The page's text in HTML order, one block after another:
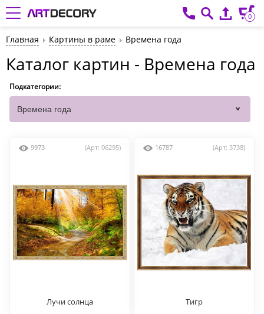
0
Главная Картины в раме Времена года
Каталог картин - Времена года
Подкатегории:
9973 (Арт: 06295)
Лучи солнца
16787 (Арт: 3738)
Тигр